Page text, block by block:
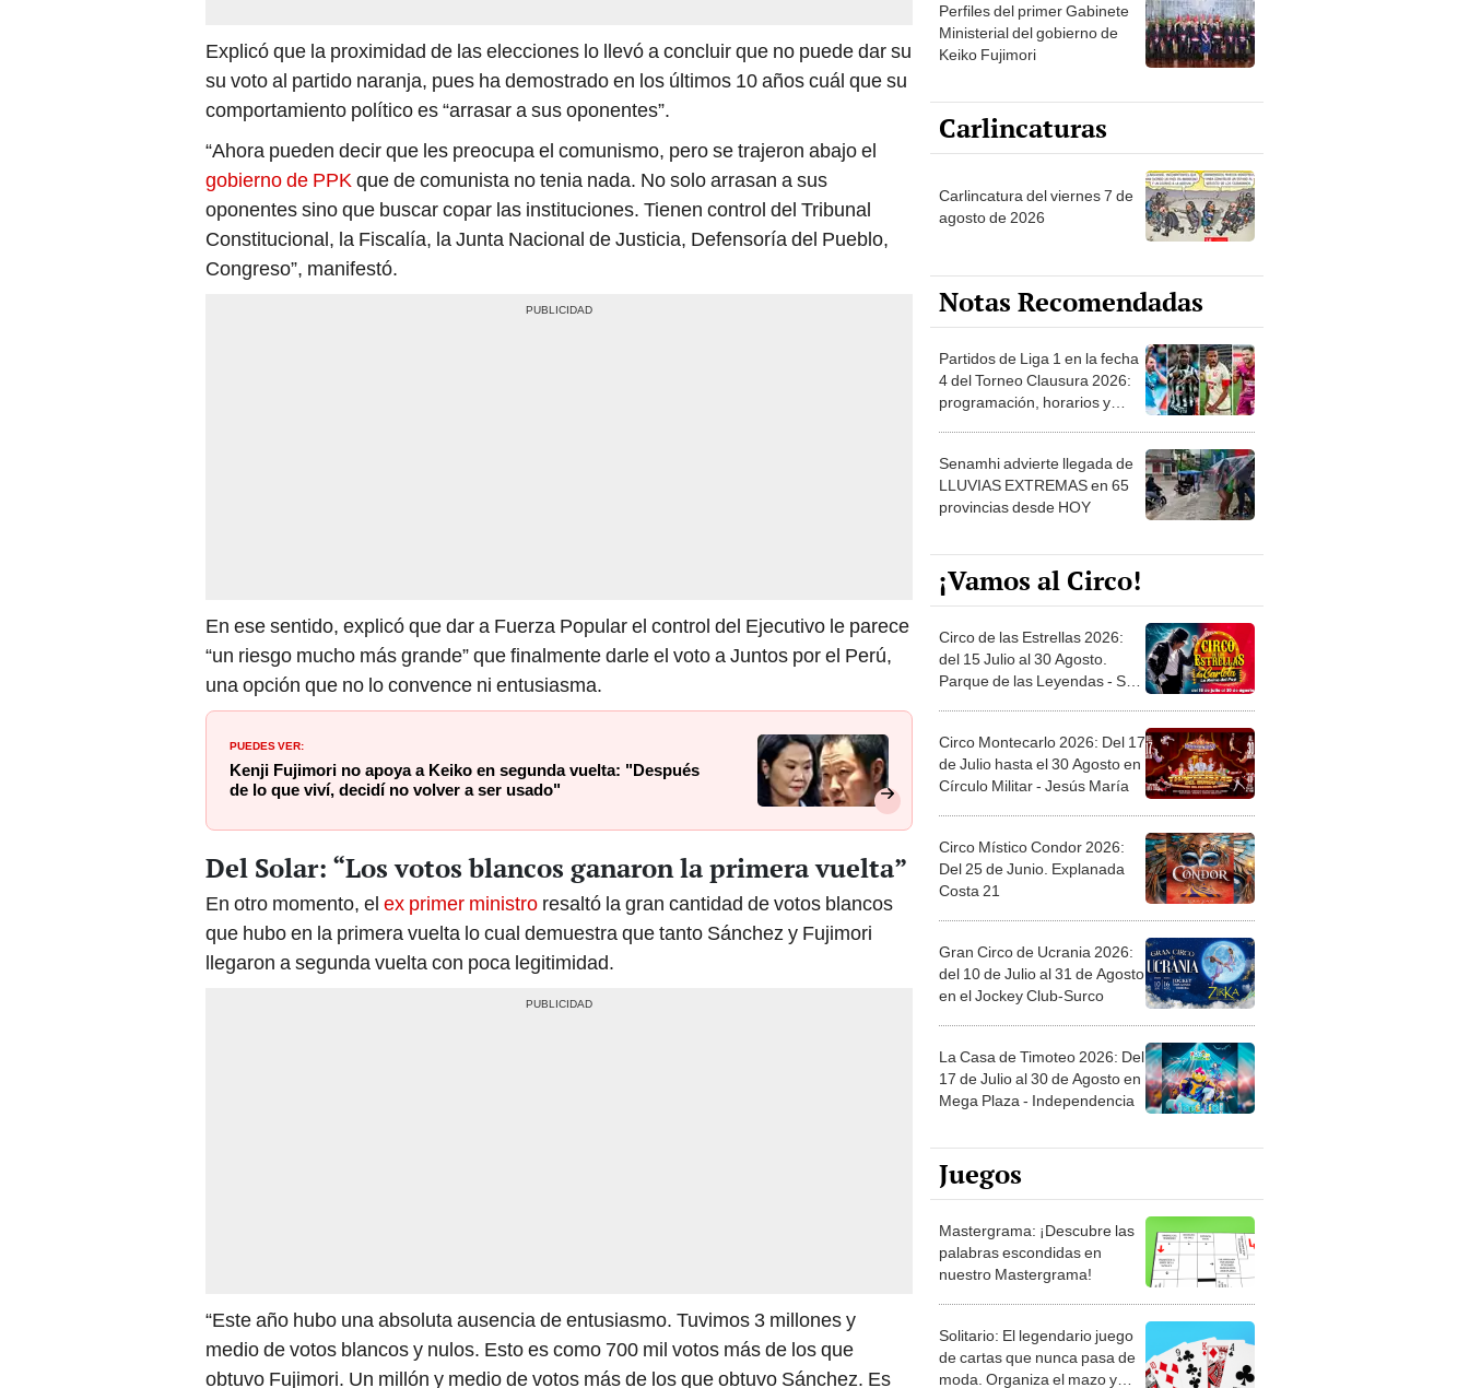
Explicó que la proximidad de las elecciones lo llevó a concluir que no puede dar su
su voto al partido naranja, pues ha demostrado en los últimos 10 años cuál que su
comportamiento político es “arrasar a sus oponentes”.
“Ahora pueden decir que les preocupa el comunismo, pero se trajeron abajo el
gobierno de PPKque de comunista no tenia nada. No solo arrasan a sus
oponentes sino que buscar copar las instituciones. Tienen control del Tribunal
Constitucional, la Fiscalía, la Junta Nacional de Justicia, Defensoría del Pueblo,
Congreso”, manifestó.
En ese sentido, explicó que dar a Fuerza Popular el control del Ejecutivo le parece
“un riesgo mucho más grande” que finalmente darle el voto a Juntos por el Perú,
una opción que no lo convence ni entusiasma.
PUEDES VER:
Kenji Fujimori no apoya a Keiko en segunda vuelta: "Después
de lo que viví, decidí no volver a ser usado"
Del Solar: “Los votos blancos ganaron la primera vuelta”
En otro momento, el ex primer ministro resaltó la gran cantidad de votos blancos
que hubo en la primera vuelta lo cual demuestra que tanto Sánchez y Fujimori
llegaron a segunda vuelta con poca legitimidad.
“Este año hubo una absoluta ausencia de entusiasmo. Tuvimos 3 millones y
medio de votos blancos y nulos. Esto es como 700 mil votos más de los que
obtuvo Fujimori. Un millón y medio de votos más de los que obtuvo Sánchez. Es
Perfiles del primer Gabinete
Ministerial del gobierno de
Keiko Fujimori
Carlincaturas
Carlincatura del viernes 7 de
agosto de 2026
Notas Recomendadas
Partidos de Liga 1 en la fecha
4 del Torneo Clausura 2026:
programación, horarios y
Senamhi advierte llegada de
LLUVIAS EXTREMAS en 65
provincias desde HOY
¡Vamos al Circo!
Circo de las Estrellas 2026:
del 15 Julio al 30 Agosto.
Parque de las Leyendas - San
Circo Montecarlo 2026: Del 17
de Julio hasta el 30 Agosto en
Círculo Militar - Jesús María
Circo Místico Condor 2026:
Del 25 de Junio. Explanada
Costa 21
Gran Circo de Ucrania 2026:
del 10 de Julio al 31 de Agosto
en el Jockey Club-Surco
La Casa de Timoteo 2026: Del
17 de Julio al 30 de Agosto en
Mega Plaza - Independencia
Juegos
Mastergrama: ¡Descubre las
palabras escondidas en
nuestro Mastergrama!
Solitario: El legendario juego
de cartas que nunca pasa de
moda. Organiza el mazo y